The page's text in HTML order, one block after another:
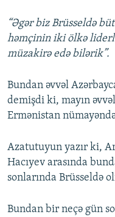
“Əgər biz Brüsseldə
həmçinin iki ölkə
müzakirə edə bilərik”.
Bundan əvvəl
demişdi ki, mayın
Ermənistan
Azatutuyun yazır ki,
Hacıyev arasında
sonlarında Brüsseldə
Bundan bir neçə gün